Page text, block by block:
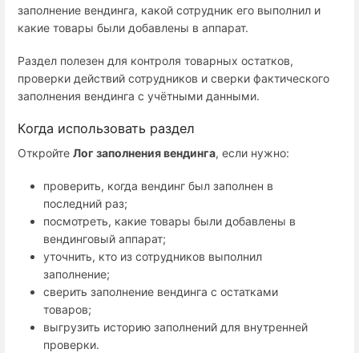
заполнение вендинга, какой сотрудник его выполнил и
какие товары были добавлены в аппарат.
Раздел полезен для контроля товарных остатков,
проверки действий сотрудников и сверки фактического
заполнения вендинга с учётными данными.
Когда использовать раздел
Откройте Лог заполнения вендинга, если нужно:
проверить, когда вендинг был заполнен в
последний раз;
посмотреть, какие товары были добавлены в
вендинговый аппарат;
уточнить, кто из сотрудников выполнил
заполнение;
сверить заполнение вендинга с остатками
товаров;
выгрузить историю заполнений для внутренней
проверки.